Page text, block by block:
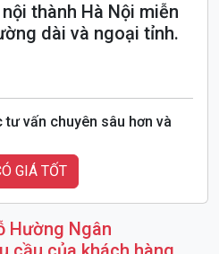
thành Hà Nội miễn
dài và ngoại tỉnh.
vấn chuyên sâu hơn và
GIÁ TỐT
Hường Ngân